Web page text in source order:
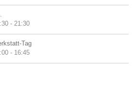
- 21:30
Tag
- 16:45